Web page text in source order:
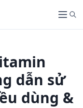
M
e
S
e
dẫn sử
dùng &